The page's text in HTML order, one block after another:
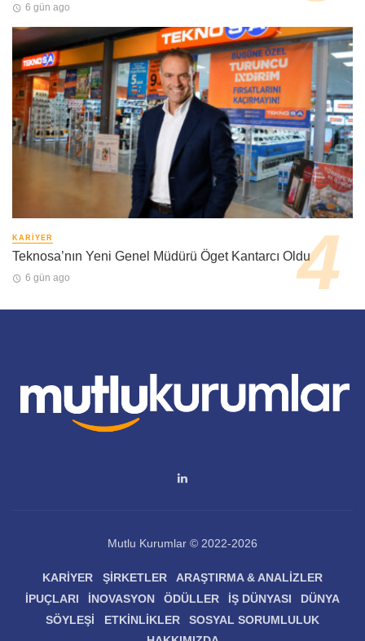
6 gün ago
KARIYER
Teknosa’nın Yeni Genel Müdürü Öget Kantarcı Oldu
6 gün ago
Mutlu Kurumlar © 2022-2026
KARIYER ŞIRKETLER
ARAŞTIRMA & ANALIZLER
İPUÇLARI
İNOVASYON ÖDÜLLER İŞ DÜNYASI
DÜNYA
SÖYLEŞI
ETKINLIKLER
SOSYAL SORUMLULUK